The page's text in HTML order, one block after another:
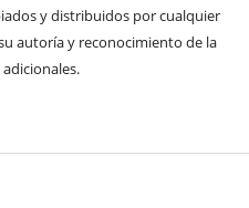
y distribuidos por cualquier
autoría y reconocimiento de la